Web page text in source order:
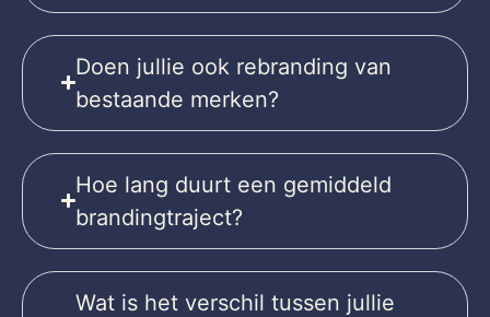
Doen jullie ook rebranding van
bestaande merken?
Hoe lang duurt een gemiddeld
brandingtraject?
Wat is het verschil tussen jullie